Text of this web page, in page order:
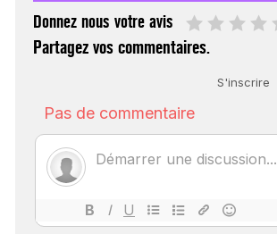
Donnez nous votre avis
Partagez vos commentaires.
ÉCHO :
POUR
18 juil 2022